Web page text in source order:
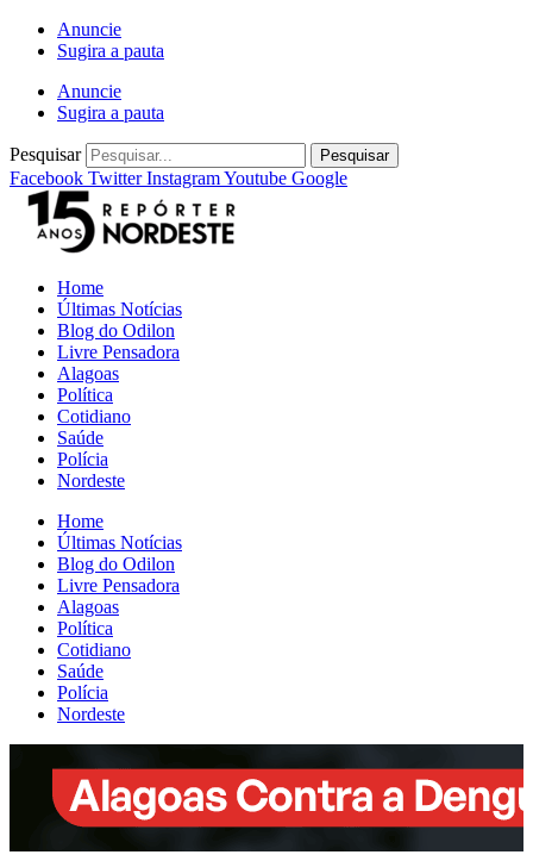
para
conteúdo
Anuncie
Sugira a pauta
Anuncie
Sugira a pauta
Pesquisar Pesquisar
Facebook Twitter InstagramYoutube Google
Home
Últimas Notícias
Blog do Odilon
Livre Pensadora
Alagoas
Política
Cotidiano
Saúde
Polícia
Nordeste
Home
Últimas Notícias
Blog do Odilon
Livre Pensadora
Alagoas
Política
Cotidiano
Saúde
Polícia
Nordeste